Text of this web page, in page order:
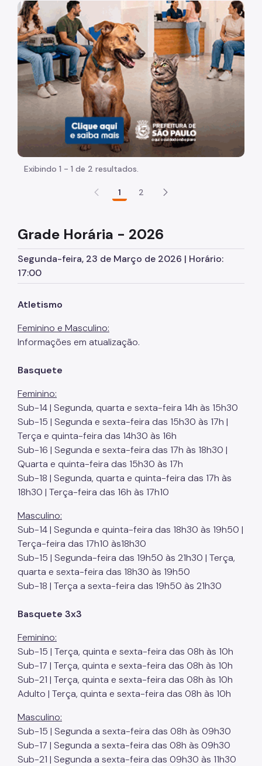
Apresentação
História
Grade Horária
Estrutura Física
Imagem de um cachorro caramelo e uma gata rajada,
Exibindo 1 - 1 de 2 resultados.
1 2
Grade Horária - 2026
Segunda-feira, 23 de Março de 2026 | Horário:
17:00
Atletismo
Feminino e Masculino:
Informações em atualização.
Basquete
Feminino:
Sub-14 | Segunda, quarta e sexta-feira 14h às 15h30
Sub-15 | Segunda e sexta-feira das 15h30 às 17h |
Terça e quinta-feira das 14h30 às 16h
Sub-16 | Segunda e sexta-feira das 17h às 18h30 |
Quarta e quinta-feira das 15h30 às 17h
Sub-18 | Segunda, quarta e quinta-feira das 17h às
18h30 | Terça-feira das 16h às 17h10
Masculino:
Sub-14 | Segunda e quinta-feira das 18h30 às 19h50 |
Terça-feira das 17h10 às18h30
Sub-15 | Segunda-feira das 19h50 às 21h30 | Terça,
quarta e sexta-feira das 18h30 às 19h50
Sub-18 | Terça a sexta-feira das 19h50 às 21h30
Basquete 3x3
Feminino:
Sub-15 | Terça, quinta e sexta-feira das 08h às 10h
Sub-17 | Terça, quinta e sexta-feira das 08h às 10h
Sub-21 | Terça, quinta e sexta-feira das 08h às 10h
Adulto | Terça, quinta e sexta-feira das 08h às 10h
Masculino:
Sub-15 | Segunda a sexta-feira das 08h às 09h30
Sub-17 | Segunda a sexta-feira das 08h às 09h30
Sub-21 | Segunda a sexta-feira das 09h30 às 11h30